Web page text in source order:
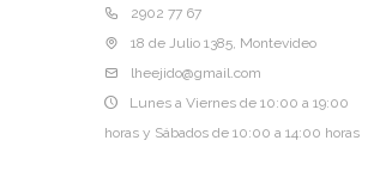
2902 77 67
18 de Julio 1385, Montevideo
lheejido@gmail.com
Lunes a Viernes de 10:00 a 19:00
horas y Sábados de 10:00 a 14:00 horas